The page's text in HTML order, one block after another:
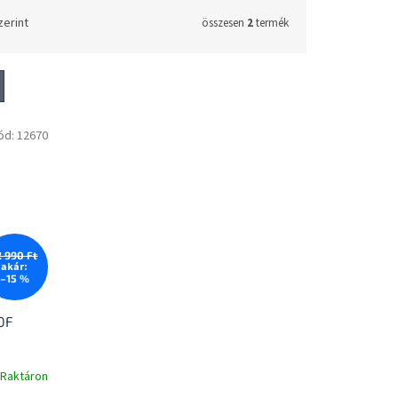
összesen 2termék
990 Ft
akár:
–15 %
Raktáron
12670